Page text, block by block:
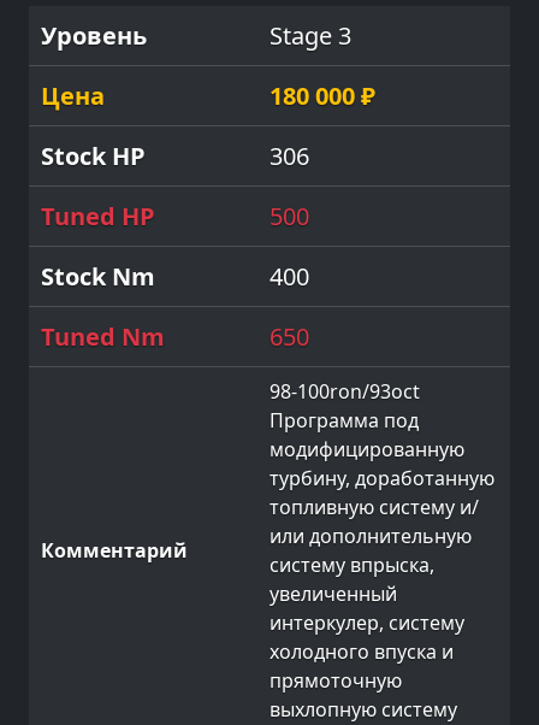
Stage 3
180 000 ₽
306
500
400
650
98-100ron/93oct
Программа под
модифицированную
турбину, доработанную
топливную систему и/
или дополнительную
систему впрыска,
увеличенный
интеркулер, систему
холодного впуска и
прямоточную
выхлопную систему